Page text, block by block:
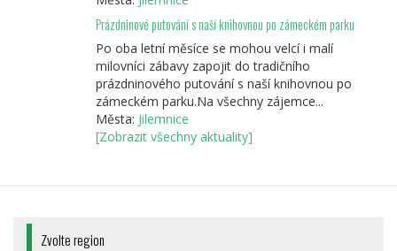
Prázdninové putování s naší knihovnou po zámeckém parku
Po oba letní měsíce se mohou velcí i malí
milovníci zábavy zapojit do tradičního
prázdninového putování s naší knihovnou po
zámeckém parku.Na všechny zájemce...
Města: Jilemnice
[Zobrazit všechny aktuality]
Zvolte region